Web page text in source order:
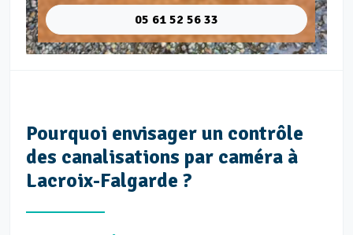
05 61 52 56 33
Pourquoi envisager un contrôle
des canalisations par caméra à
Lacroix-Falgarde ?